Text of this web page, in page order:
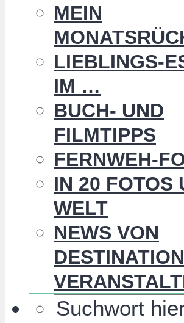
MEIN
LIEBLINGS-
IM …
BUCH- UND
FILMTIPPS
FERNWEH-
IN 20 FOTOS
WELT
NEWS VON